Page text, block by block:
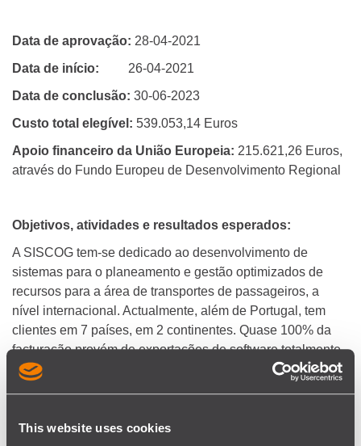
This website uses cookies
Data de aprovação: 28-04-2021
Data de início:
26-04-2021
Data de conclusão: 30-06-2023
Custo total elegível: 539.053,14 Euros
Apoio financeiro da União Europeia: 215.621,26 Euros,
através do Fundo Europeu de Desenvolvimento Regional
Objetivos, atividades e resultados esperados:
A SISCOG tem-se dedicado ao desenvolvimento de
sistemas para o planeamento e gestão optimizados de
recursos para a área de transportes de passageiros, a
nível internacional. Actualmente, além de Portugal, tem
clientes em 7 países, em 2 continentes. Quase 100% da
facturação provém de exportações de software totalmente
"made in Portugal".
Os objectivos deste projecto são:
o reforço da facturação internacional,